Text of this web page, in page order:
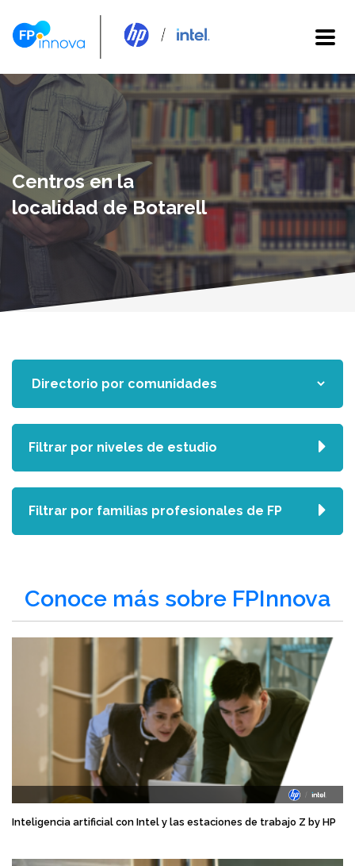
Centros en la
localidad de Botarell
Conoce más sobre FPInnova
Inteligencia artificial con Intel y las estaciones de trabajo Z by HP
Filtrar por niveles de estudio
Filtrar por familias profesionales de FP